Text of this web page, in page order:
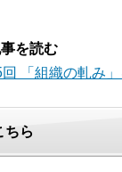
を読む
回 「組織の軋み
ちら